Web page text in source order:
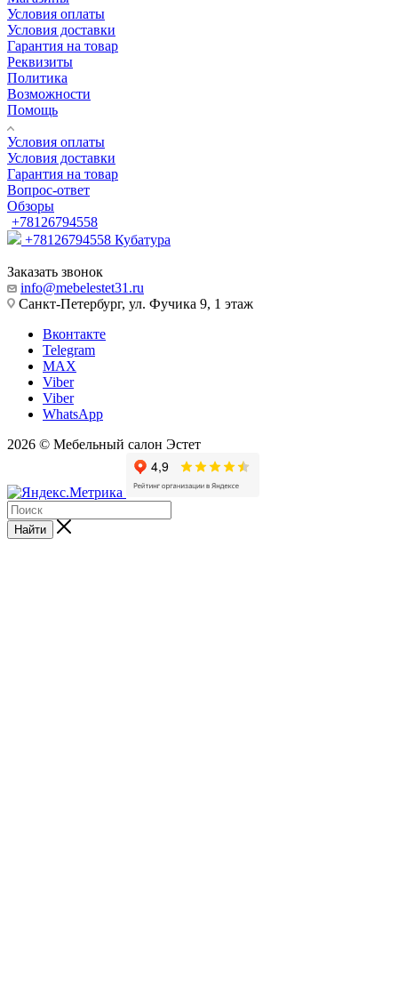
Условия оплаты
Условия доставки
Гарантия на товар
Реквизиты
Политика
Возможности
Помощь
Условия оплаты
Условия доставки
Гарантия на товар
Вопрос-ответ
Обзоры
+78126794558
+78126794558 Кубатура
Заказать звонок
info@mebelestet31.ru
Санкт-Петербург, ул. Фучика 9, 1 этаж
Вконтакте
Telegram
MAX
Viber
Viber
WhatsApp
2026 © Мебельный салон Эстет
Найти